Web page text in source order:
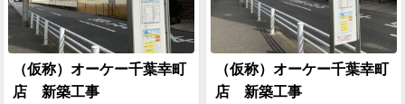
（仮称）オーケー千葉幸町
店 新築工事
（仮称）オーケー千葉幸町
店 新築工事